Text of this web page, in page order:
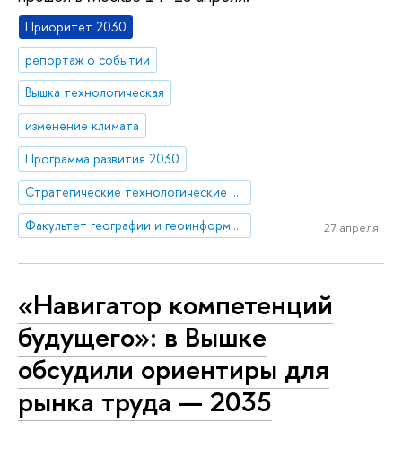
Приоритет 2030
репортаж о событии
Вышка технологическая
изменение климата
Программа развития 2030
Стратегические технологические проекты
Факультет географии и геоинформационных технологий
27 апреля
«Навигатор компетенций
будущего»: в Вышке
обсудили ориентиры для
рынка труда — 2035